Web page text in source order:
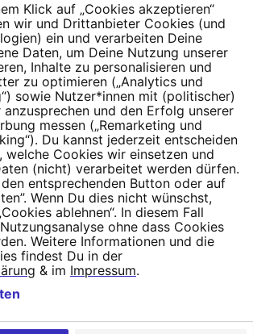
den Unterschied. Schließe Dich 4,5
6‍9‍8‍0 0‍0‍0‍0 0‍0
ImpressumCookie Einstellungen
Klick auf „Cookies akzeptieren“
wir und Drittanbieter Cookies (und
ein und verarbeiten Deine
Daten, um Deine Nutzung unserer
Inhalte zu personalisieren und
zu optimieren („Analytics und
sowie Nutzer*innen mit (politischer)
und den Erfolg unserer
messen („Remarketing und
Du kannst jederzeit entscheiden
welche Cookies wir einsetzen und
(nicht) verarbeitet werden dürfen.
entsprechenden Button oder auf
Wenn Du dies nicht wünschst,
ablehnen“. In diesem Fall
ohne dass Cookies
Weitere Informationen und die
findest Du in der
& im Impressum.